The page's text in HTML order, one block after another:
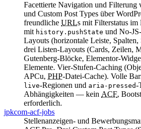
Facettierte Navigation und Filterung
und Custom Post Types über
freundliche URLs mit Filterstatus im
mit history.pushState und No-
Layouts (horizontale Leiste,
drei Listen-Layouts (Cards, Zeilen,
Gutenberg-Blöcke, Elementor-
Elemente. Vier-Stufen-Caching (
APCu, PHP-Datei-Cache). Volle
live-Regionen und aria-pressed-
Abhängigkeiten — kein ACF,
erforderlich.
jpkcom-acf-jobs
Stellenanzeigen- und